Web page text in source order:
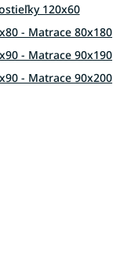
120x60
- Matrace 80x180
- Matrace 90x190
- Matrace 90x200